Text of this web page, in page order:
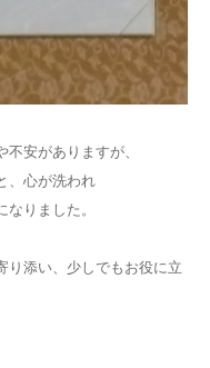
安がありますが、
、心が洗われ
りました。
り添い、少しでもお役に立